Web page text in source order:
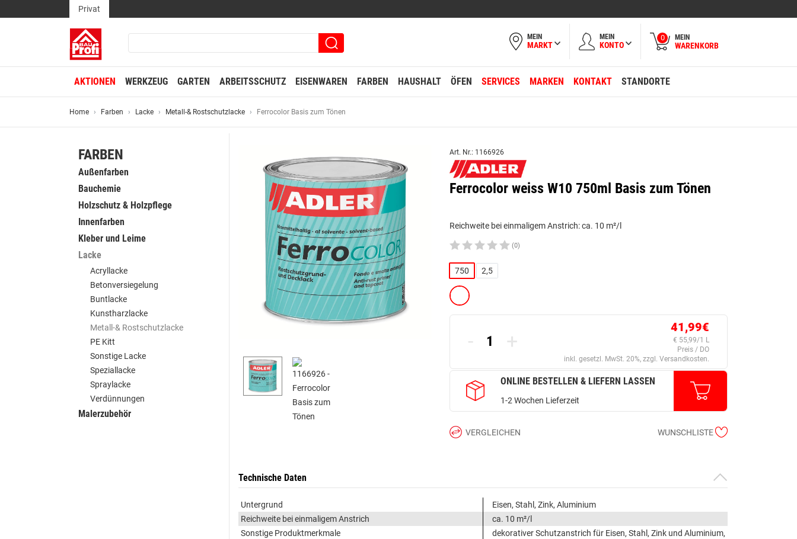
Privat
MEIN
MARKT
MEIN
KONTO
0 MEIN
WARENKORB
AKTIONEN WERKZEUG GARTEN ARBEITSSCHUTZ EISENWAREN FARBEN HAUSHALT ÖFEN SERVICES MARKEN KONTAKT STANDORTE
Home Farben Lacke Metall-& Rostschutzlacke Ferrocolor Basis zum Tönen
FARBEN
Außenfarben
Bauchemie
Holzschutz & Holzpflege
Innenfarben
Kleber und Leime
Lacke
Acryllacke
Betonversiegelung
Buntlacke
Kunstharzlacke
Metall-& Rostschutzlacke
PE Kitt
Sonstige Lacke
Speziallacke
Spraylacke
Verdünnungen
Malerzubehör
Art. Nr.: 1166926
Ferrocolor weiss W10 750ml Basis zum Tönen
Reichweite bei einmaligem Anstrich: ca. 10 m²/l
(0)
750 2,5
- +
41,99€
€ 55,99/1 L
Preis / DO
inkl. gesetzl. MwSt. 20%, zzgl. Versandkosten.
ONLINE BESTELLEN & LIEFERN LASSEN
1-2 Wochen Lieferzeit
VERGLEICHEN WUNSCHLISTE
Technische Daten
Untergrund
Eisen, Stahl, Zink, Aluminium
Reichweite bei einmaligem Anstrich
ca. 10 m²/l
Sonstige Produktmerkmale
dekorativer Schutzanstrich für Eisen, Stahl, Zink und Aluminium,